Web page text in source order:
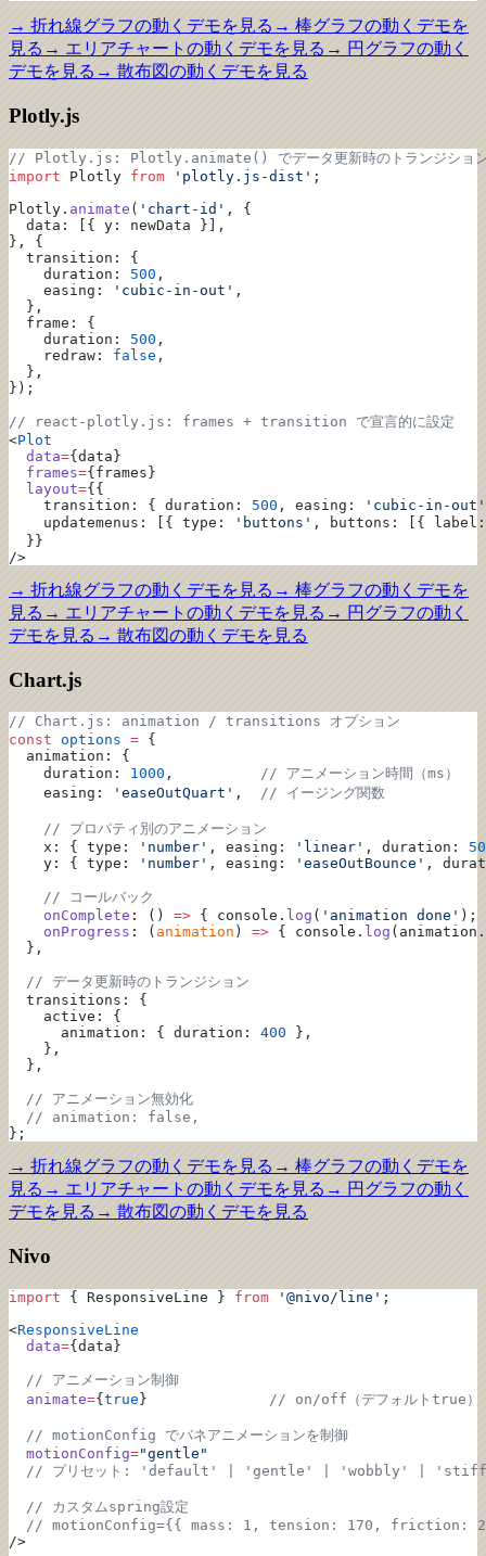
→ 折れ線グラフの動くデモを見る → 棒グラフの動くデモを
見る → エリアチャート の動くデモを見る → 円グラフの動く
デモを見る → 散布図の動くデモを見る
Plotly.js
// Plotly.js: Plotly.animate() でデータ更新時のトランジショ
import Plotly from 'plotly.js-dist' ;
Plotly. animate ( 'chart-id' , {
  data: [{ y: newData }],
}, {
  transition: {
    duration:
500 ,
    easing:
'cubic-in-out' ,
  },
  frame: {
    duration:
500 ,
    redraw:
false ,
  },
});
// react-plotly.js: frames + transition で宣言的に設定
<Plot
  data
={data}
  frames
={frames}
  layout
={{
    transition: { duration:
500 , easing:
'cubic-in-out'
    updatemenus: [{ type:
'buttons' , buttons: [{
  }}
/>
→ 折れ線グラフの動くデモを見る → 棒グラフの動くデモを
見る → エリアチャート の動くデモを見る → 円グラフの動く
デモを見る → 散布図の動くデモを見る
Chart.js
// Chart.js: animation / transitions オプション
const options = {
  animation: {
    duration:
1000 , // アニメーション時間（ms）
    easing:
'easeOutQuart' , // イージング関数
    // プロパティ別のアニメーション
    x: { type:
'number' , easing: 'linear' , duration:
    y: { type:
'number' , easing: 'easeOutBounce' ,
    // コールバック
    onComplete
: () => { console. log ( 'animation done' );
    onProgress
: ( animation ) => { console. log
  },
  // データ更新時のトランジション
  transitions: {
    active: {
      animation: { duration:
400 },
    },
  },
  // アニメーション無効化
  // animation: false,
};
→ 折れ線グラフの動くデモを見る → 棒グラフの動くデモを
見る → エリアチャート の動くデモを見る → 円グラフの動く
デモを見る → 散布図の動くデモを見る
Nivo
import { ResponsiveLine } from '@nivo/line' ;
<ResponsiveLine
  data
={data}
  // アニメーション制御
  animate
={true} // on/off（デフォルトtrue）
  // motionConfig でバネアニメーションを制御
  motionConfig
="gentle"
// プリセット: 'default' | 'gentle' | 'wobbly' |
  // カスタムspring設定
// motionConfig={{ mass: 1, tension: 170, friction:
/>